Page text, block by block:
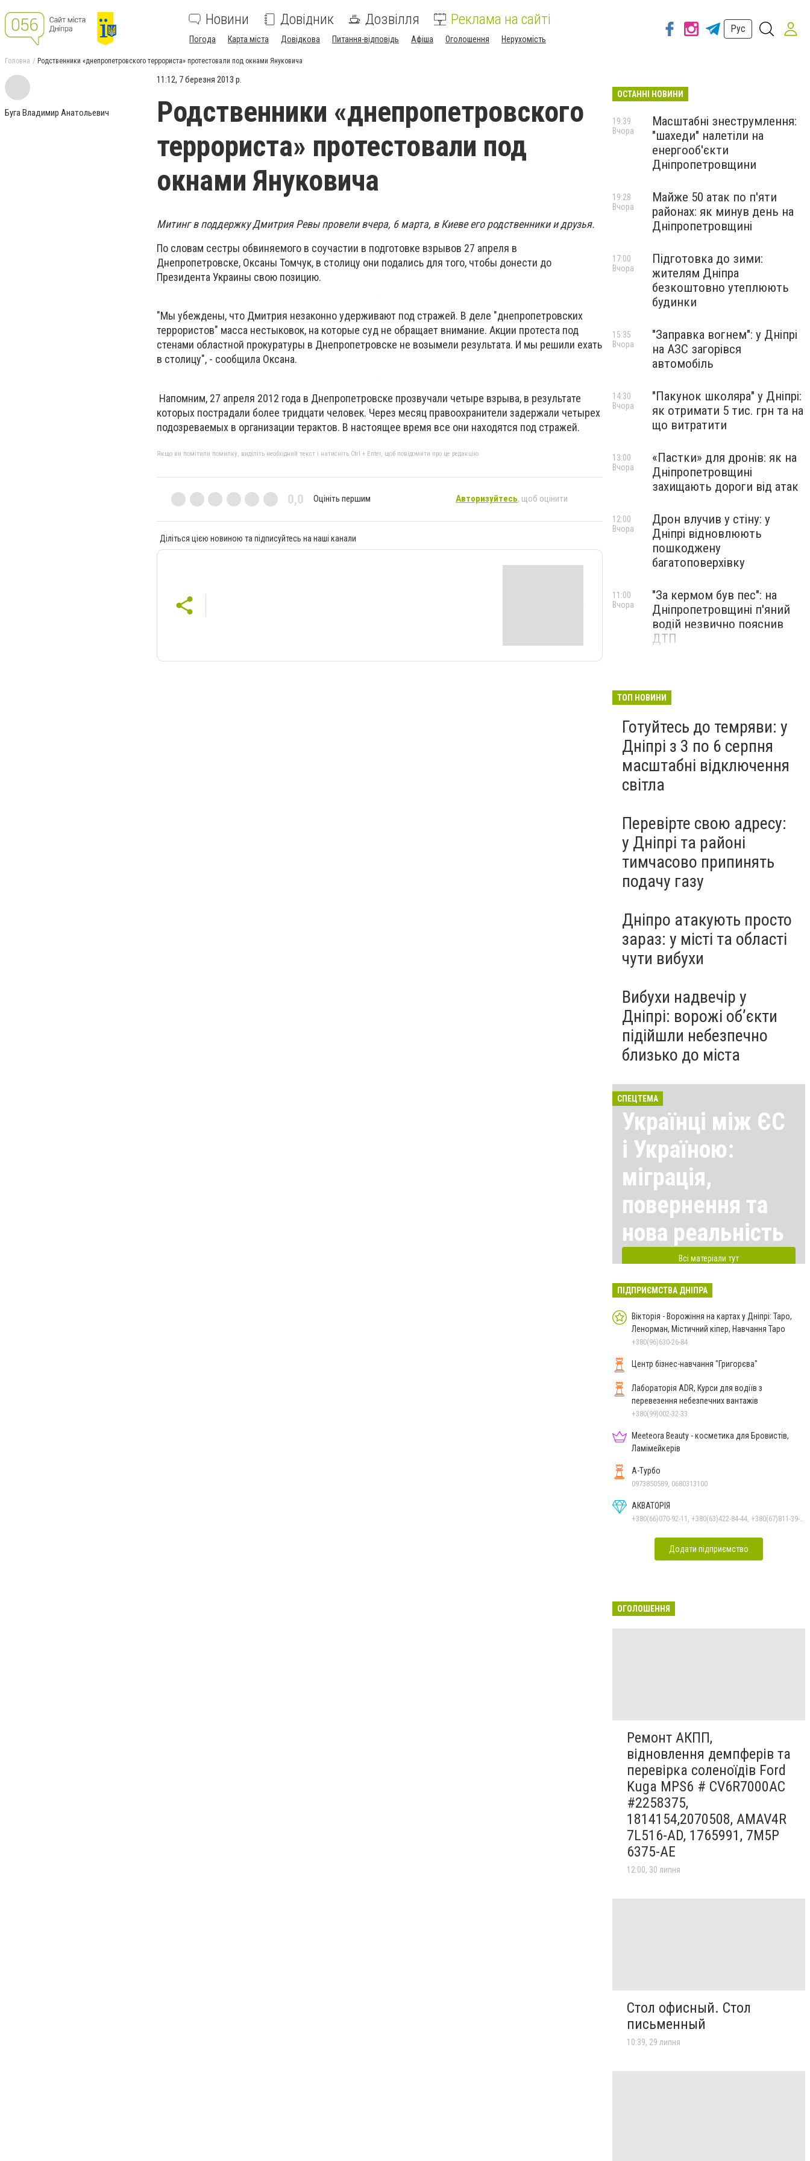
Новини Довідник Дозвілля Реклама на сайті
Погода Карта міста Довідкова Питання-відповідь Афіша Оголошення Нерухомість
Рус
Головна Родственники «днепропетровского террориста» протестовали под окнами Януковича
Буга Владимир Анатольевич
11:12, 7 березня 2013 р.
Родственники «днепропетровского
террориста» протестовали под
окнами Януковича
Митинг в поддержку Дмитрия Ревы провели вчера, 6 марта, в Киеве его родственники и друзья.
По словам сестры обвиняемого в соучастии в подготовке взрывов 27 апреля в
Днепропетровске, Оксаны Томчук, в столицу они подались для того, чтобы донести до
Президента Украины свою позицию.
"Мы убеждены, что Дмитрия незаконно удерживают под стражей. В деле "днепропетровских
террористов" масса нестыковок, на которые суд не обращает внимание. Акции протеста под
стенами областной прокуратуры в Днепропетровске не возымели результата. И мы решили ехать
в столицу", - сообщила Оксана.
Напомним, 27 апреля 2012 года в Днепропетровске прозвучали четыре взрыва, в результате
которых пострадали более тридцати человек. Через месяц правоохранители задержали четырех
подозреваемых в организации терактов. В настоящее время все они находятся под стражей.
Якщо ви помітили помилку, виділіть необхідний текст і натисніть Ctrl + Enter, щоб повідомити про це редакцію
0,0 Оцініть першим Авторизуйтесь, щоб оцінити
Діліться цією новиною та підписуйтесь на наші канали
ОСТАННІ НОВИНИ
Масштабні знеструмлення:
"шахеди" налетіли на
енергооб'єкти
Дніпропетровщини
19:39
Вчора
Майже 50 атак по п'яти
районах: як минув день на
Дніпропетровщині
19:28
Вчора
Підготовка до зими:
жителям Дніпра
безкоштовно утеплюють
будинки
17:00
Вчора
"Заправка вогнем": у Дніпрі
на АЗС загорівся
автомобіль
15:35
Вчора
"Пакунок школяра" у Дніпрі:
як отримати 5 тис. грн та на
що витратити
14:30
Вчора
«Пастки» для дронів: як на
Дніпропетровщині
захищають дороги від атак
13:00
Вчора
Дрон влучив у стіну: у
Дніпрі відновлюють
пошкоджену
багатоповерхівку
12:00
Вчора
"За кермом був пес": на
Дніпропетровщині п'яний
водій незвично пояснив
ДТП
11:00
Вчора
ТОП НОВИНИ
Готуйтесь до темряви: у
Дніпрі з 3 по 6 серпня
масштабні відключення
світла
Перевірте свою адресу:
у Дніпрі та районі
тимчасово припинять
подачу газу
Дніпро атакують просто
зараз: у місті та області
чути вибухи
Вибухи надвечір у
Дніпрі: ворожі об’єкти
підійшли небезпечно
близько до міста
СПЕЦТЕМА
Українці між ЄС
і Україною:
міграція,
повернення та
нова реальність
Всі матеріали тут
ПІДПРИЄМСТВА ДНІПРА
Вікторія - Ворожіння на картах у Дніпрі: Таро,
Ленорман, Містичний кіпер, Навчання Таро
+380(96)630-26-84
Центр бізнес-навчання "Григорєва"
Лабораторія ADR, Курси для водіїв з
перевезення небезпечних вантажів
+380(99)002-32-33
Meeteora Beauty - косметика для Бровистів,
Ламімейкерів
А-Турбо
0973850589, 0680313100
АКВАТОРІЯ
Додати підприємство
ОГОЛОШЕННЯ
Ремонт АКПП,
відновлення демпферів та
перевірка соленоїдів Ford
Kuga MPS6 # CV6R7000AC
#2258375,
1814154,2070508, AMAV4R
7L516-AD, 1765991, 7M5P
6375-AE
12:00, 30 липня
Стол офисный. Стол
письменный
10:39, 29 липня